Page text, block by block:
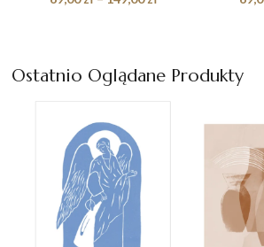
do
Ostatnio Oglądane Produkty